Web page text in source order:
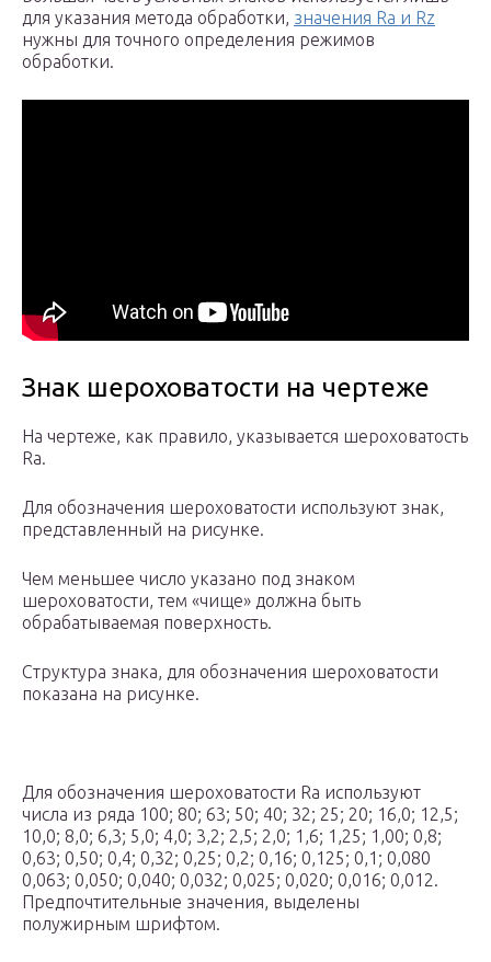
для указания метода обработки, значения Ra и Rz
нужны для точного определения режимов
обработки.
Знак шероховатости на чертеже
На чертеже, как правило, указывается шероховатость
Ra.
Для обозначения шероховатости используют знак,
представленный на рисунке.
Чем меньшее число указано под знаком
шероховатости, тем «чище» должна быть
обрабатываемая поверхность.
Структура знака, для обозначения шероховатости
показана на рисунке.
Для обозначения шероховатости Ra используют
числа из ряда 100; 80; 63; 50; 40; 32; 25; 20; 16,0; 12,5;
10,0; 8,0; 6,3; 5,0; 4,0; 3,2; 2,5; 2,0; 1,6; 1,25; 1,00; 0,8;
0,63; 0,50; 0,4; 0,32; 0,25; 0,2; 0,16; 0,125; 0,1; 0,080
0,063; 0,050; 0,040; 0,032; 0,025; 0,020; 0,016; 0,012.
Предпочтительные значения, выделены
полужирным шрифтом.